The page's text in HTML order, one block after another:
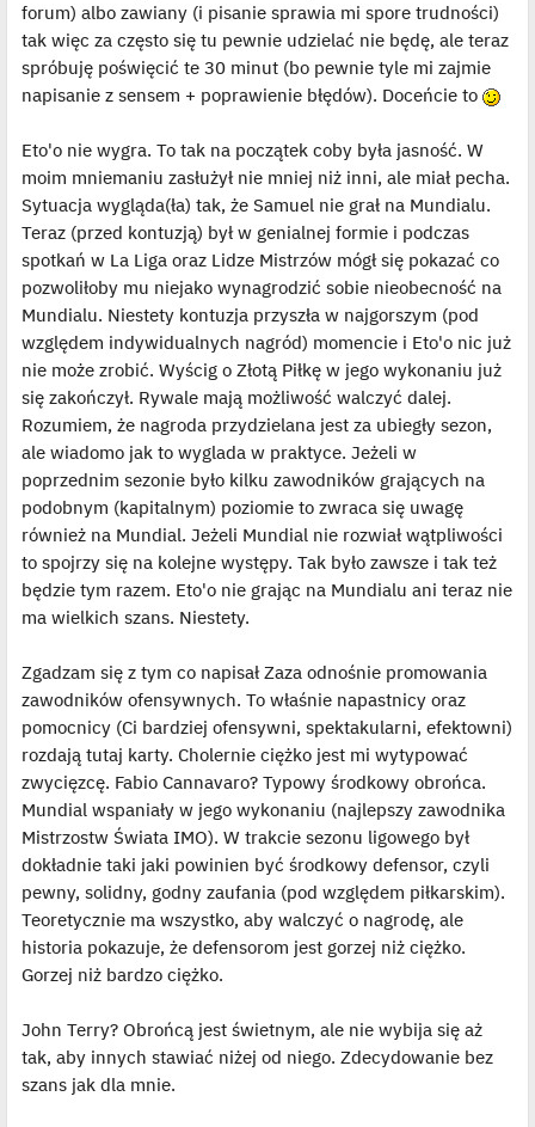
l
o
j
e
d
z
y
p
o
t
forum) albo zawiany (i pisanie sprawia mi spore trudności)
tak więc za często się tu pewnie udzielać nie będę, ale teraz
spróbuję poświęcić te 30 minut (bo pewnie tyle mi zajmie
napisanie z sensem + poprawienie błędów). Doceńcie to
Eto'o nie wygra. To tak na początek coby była jasność. W
moim mniemaniu zasłużył nie mniej niż inni, ale miał pecha.
Sytuacja wygląda(ła) tak, że Samuel nie grał na Mundialu.
Teraz (przed kontuzją) był w genialnej formie i podczas
spotkań w La Liga oraz Lidze Mistrzów mógł się pokazać co
pozwoliłoby mu niejako wynagrodzić sobie nieobecność na
Mundialu. Niestety kontuzja przyszła w najgorszym (pod
względem indywidualnych nagród) momencie i Eto'o nic już
nie może zrobić. Wyścig o Złotą Piłkę w jego wykonaniu już
się zakończył. Rywale mają możliwość walczyć dalej.
Rozumiem, że nagroda przydzielana jest za ubiegły sezon,
ale wiadomo jak to wyglada w praktyce. Jeżeli w
poprzednim sezonie było kilku zawodników grających na
podobnym (kapitalnym) poziomie to zwraca się uwagę
również na Mundial. Jeżeli Mundial nie rozwiał wątpliwości
to spojrzy się na kolejne występy. Tak było zawsze i tak też
będzie tym razem. Eto'o nie grając na Mundialu ani teraz nie
ma wielkich szans. Niestety.
Zgadzam się z tym co napisał Zaza odnośnie promowania
zawodników ofensywnych. To właśnie napastnicy oraz
pomocnicy (Ci bardziej ofensywni, spektakularni, efektowni)
rozdają tutaj karty. Cholernie ciężko jest mi wytypować
zwycięzcę. Fabio Cannavaro? Typowy środkowy obrońca.
Mundial wspaniały w jego wykonaniu (najlepszy zawodnika
Mistrzostw Świata IMO). W trakcie sezonu ligowego był
dokładnie taki jaki powinien być środkowy defensor, czyli
pewny, solidny, godny zaufania (pod względem piłkarskim).
Teoretycznie ma wszystko, aby walczyć o nagrodę, ale
historia pokazuje, że defensorom jest gorzej niż ciężko.
Gorzej niż bardzo ciężko.
John Terry? Obrońcą jest świetnym, ale nie wybija się aż
tak, aby innych stawiać niżej od niego. Zdecydowanie bez
szans jak dla mnie.